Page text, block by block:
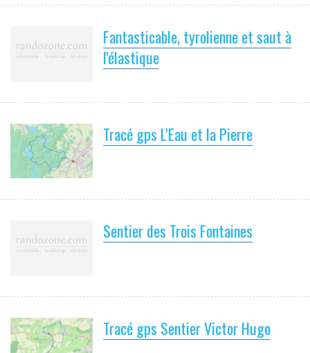
Fantasticable, tyrolienne et saut à
l'élastique
Tracé gps L'Eau et la Pierre
Sentier des Trois Fontaines
Tracé gps Sentier Victor Hugo